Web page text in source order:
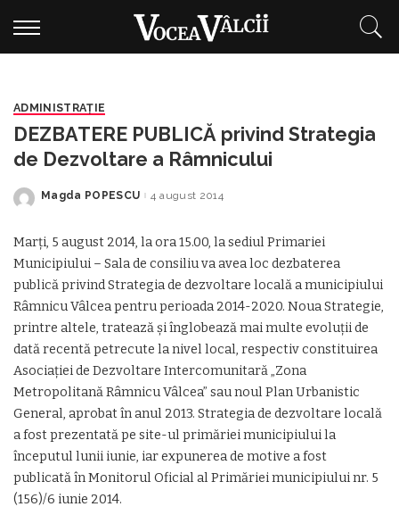
ADMINISTRAŢIE
DEZBATERE PUBLICĂ privind Strategia
de Dezvoltare a Râmnicului
Posted
Magda POPESCU 4 august 2014
Marţi, 5 august 2014, la ora 15.00, la sediul Primariei
Municipiului – Sala de consiliu va avea loc dezbaterea
publică privind Strategia de dezvoltare locală a municipiului
Râmnicu Vâlcea pentru perioada 2014-2020. Noua Strategie,
printre altele, tratează şi înglobează mai multe evoluţii de
dată recentă petrecute la nivel local, respectiv constituirea
Asociaţiei de Dezvoltare Intercomunitară „Zona
Metropolitană Râmnicu Vâlcea” sau noul Plan Urbanistic
General, aprobat în anul 2013. Strategia de dezvoltare locală
a fost prezentată pe site-ul primăriei municipiului la
începutul lunii iunie, iar expunerea de motive a fost
publicată în Monitorul Oficial al Primăriei municipiului nr. 5
(156)/6 iunie 2014.